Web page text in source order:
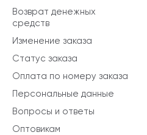
Возврат денежных
средств
Изменение заказа
Статус заказа
Оплата по номеру заказа
Персональные данные
Вопросы и ответы
Оптовикам